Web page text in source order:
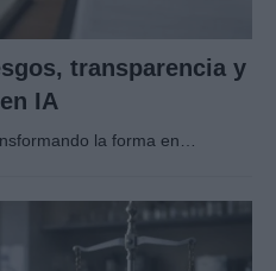
transparencia y
IA
la forma en…